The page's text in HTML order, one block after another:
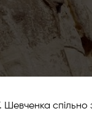
Шевченка